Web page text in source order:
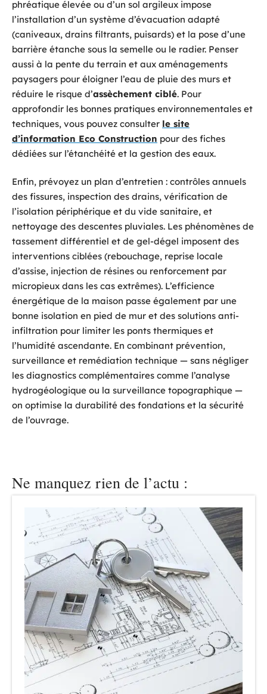
phréatique élevée ou d’un sol argileux impose
l’installation d’un système d’évacuation adapté
(caniveaux, drains filtrants, puisards) et la pose d’une
barrière étanche sous la semelle ou le radier. Penser
aussi à la pente du terrain et aux aménagements
paysagers pour éloigner l’eau de pluie des murs et
réduire le risque d’assèchement ciblé. Pour
approfondir les bonnes pratiques environnementales et
techniques, vous pouvez consulter le site
d’information Eco Construction pour des fiches
dédiées sur l’étanchéité et la gestion des eaux.
Enfin, prévoyez un plan d’entretien : contrôles annuels
des fissures, inspection des drains, vérification de
l’isolation périphérique et du vide sanitaire, et
nettoyage des descentes pluviales. Les phénomènes de
tassement différentiel et de gel-dégel imposent des
interventions ciblées (rebouchage, reprise locale
d’assise, injection de résines ou renforcement par
micropieux dans les cas extrêmes). L’efficience
énergétique de la maison passe également par une
bonne isolation en pied de mur et des solutions anti-
infiltration pour limiter les ponts thermiques et
l’humidité ascendante. En combinant prévention,
surveillance et remédiation technique — sans négliger
les diagnostics complémentaires comme l’analyse
hydrogéologique ou la surveillance topographique —
on optimise la durabilité des fondations et la sécurité
de l’ouvrage.
Ne manquez rien de l’actu :